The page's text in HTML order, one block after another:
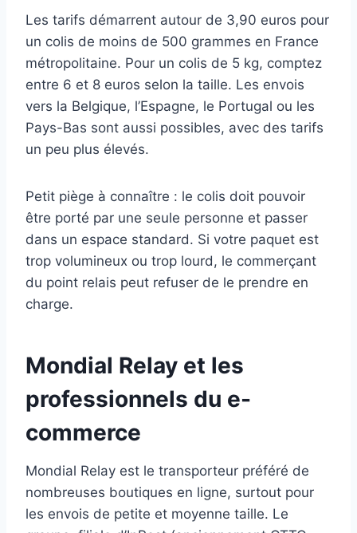
Les tarifs démarrent autour de 3,90 euros pour
un colis de moins de 500 grammes en France
métropolitaine. Pour un colis de 5 kg, comptez
entre 6 et 8 euros selon la taille. Les envois
vers la Belgique, l’Espagne, le Portugal ou les
Pays-Bas sont aussi possibles, avec des tarifs
un peu plus élevés.
Petit piège à connaître : le colis doit pouvoir
être porté par une seule personne et passer
dans un espace standard. Si votre paquet est
trop volumineux ou trop lourd, le commerçant
du point relais peut refuser de le prendre en
charge.
Mondial Relay et les
professionnels du e-
commerce
Mondial Relay est le transporteur préféré de
nombreuses boutiques en ligne, surtout pour
les envois de petite et moyenne taille. Le